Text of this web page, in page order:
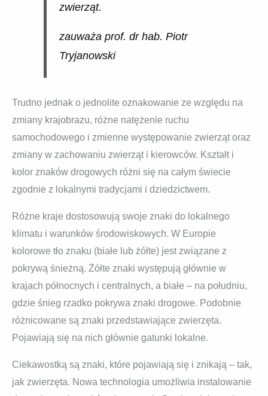
zwierząt.
zauważa prof. dr hab. Piotr
Tryjanowski
Trudno jednak o jednolite oznakowanie ze względu na
zmiany krajobrazu, różne natężenie ruchu
samochodowego i zmienne występowanie zwierząt oraz
zmiany w zachowaniu zwierząt i kierowców. Kształt i
kolor znaków drogowych różni się na całym świecie
zgodnie z lokalnymi tradycjami i dziedzictwem.
Różne kraje dostosowują swoje znaki do lokalnego
klimatu i warunków środowiskowych. W Europie
kolorowe tło znaku (białe lub żółte) jest związane z
pokrywą śnieżną. Żółte znaki występują głównie w
krajach północnych i centralnych, a białe – na południu,
gdzie śnieg rzadko pokrywa znaki drogowe. Podobnie
różnicowane są znaki przedstawiające zwierzęta.
Pojawiają się na nich głównie gatunki lokalne.
Ciekawostką są znaki, które pojawiają się i znikają – tak,
jak zwierzęta. Nowa technologia umożliwia instalowanie